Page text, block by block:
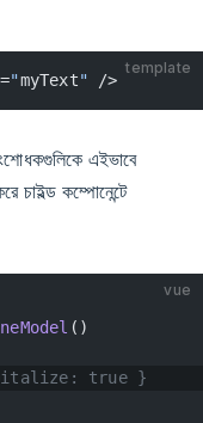
template
="myText" />
এইভাবে
চাইল্ড কম্পোনেন্টে
vue
()
true }